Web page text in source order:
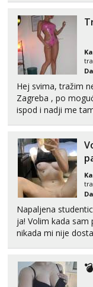
Tel:
Tel:
Marta
Tel:
Čekam
Tel:
tipkanja uz slike i
pripremila ...
Hej svima, tražim
Zagreba , po mogućnosti
ispod i nadji me
Napaljena
ja! Volim kada sam
nikada mi nije
cekam te!